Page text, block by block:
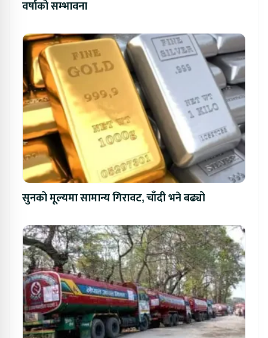
वर्षाको सम्भावना
सुनको मूल्यमा सामान्य गिरावट, चाँदी भने बढ्यो